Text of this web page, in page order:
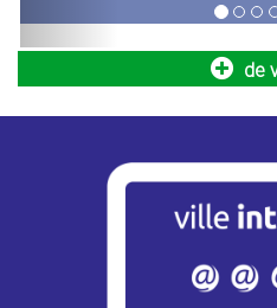
Opération Tranquillité
vacances l’esprit
Vous vous absentez pendant les
de